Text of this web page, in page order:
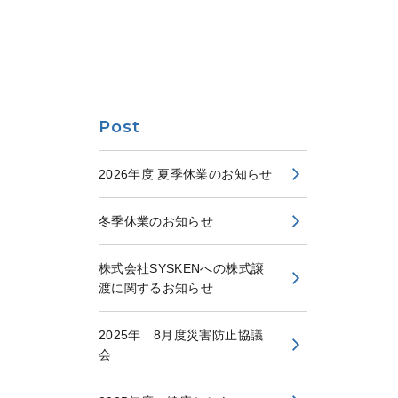
Post
2026年度 夏季休業のお知らせ
冬季休業のお知らせ
株式会社SYSKENへの株式譲
渡に関するお知らせ
2025年 8月度災害防止協議
会